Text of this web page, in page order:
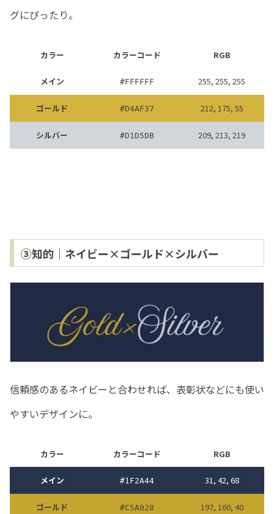
グにぴったり。
カラー カラーコード RGB
メイン #FFFFFF 255, 255, 255
ゴールド #D4AF37 212, 175, 55
シルバー #D1D5DB 209, 213, 219
③知的｜ネイビー×ゴールド×シルバー
信頼感のあるネイビーと合わせれば、表彰状などにも使い
やすいデザインに。
カラー カラーコード RGB
メイン #1F2A44 31, 42, 68
ゴールド #C5A028 197, 160, 40